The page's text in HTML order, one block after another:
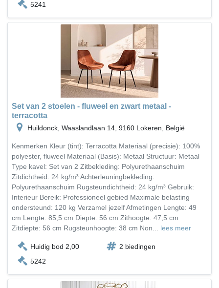
5241
Set van 2 stoelen - fluweel en zwart metaal -
terracotta
Huildonck, Waaslandlaan 14, 9160 Lokeren, België
Kenmerken Kleur (tint): Terracotta Materiaal (precisie): 100%
polyester, fluweel Materiaal (Basis): Metaal Structuur: Metaal
Type kavel: Set van 2 Zitbekleding: Polyurethaanschuim
Zitdichtheid: 24 kg/m³ Achterleuningbekleding:
Polyurethaanschuim Rugsteundichtheid: 24 kg/m³ Gebruik:
Interieur Bereik: Professioneel gebied Maximale belasting
ondersteund: 120 kg Verzamel jezelf Afmetingen Lengte: 49
cm Lengte: 85,5 cm Diepte: 56 cm Zithoogte: 47,5 cm
Zitdiepte: 56 cm Rugsteunhoogte: 38 cm Non... lees meer
Huidig bod 2,00
2 biedingen
5242